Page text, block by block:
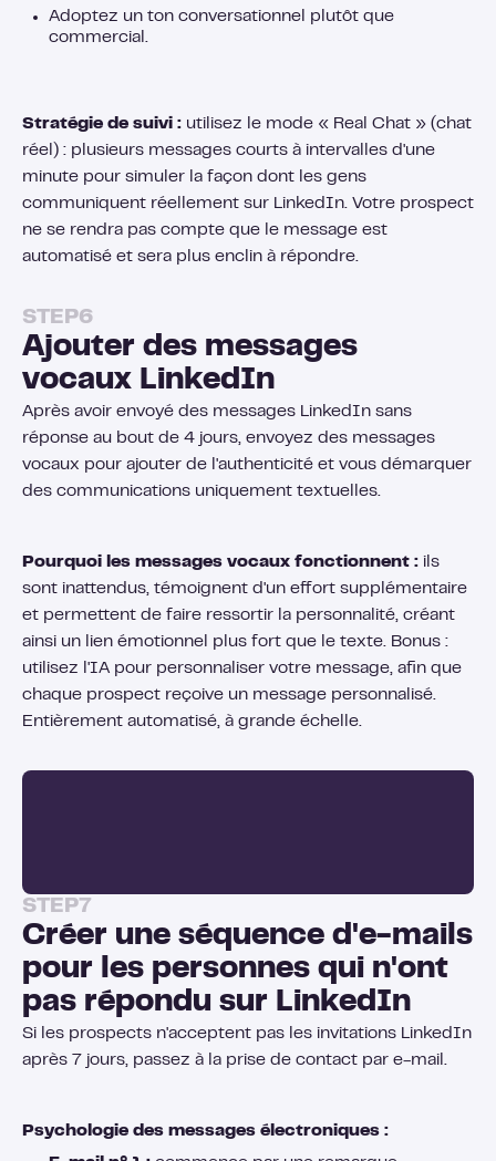
Adoptez un ton conversationnel plutôt que
commercial.
Stratégie de suivi : utilisez le mode « Real Chat » (chat
réel) : plusieurs messages courts à intervalles d'une
minute pour simuler la façon dont les gens
communiquent réellement sur LinkedIn. Votre prospect
ne se rendra pas compte que le message est
automatisé et sera plus enclin à répondre.
STEP6
Ajouter des messages
vocaux LinkedIn
Après avoir envoyé des messages LinkedIn sans
réponse au bout de 4 jours, envoyez des messages
vocaux pour ajouter de l'authenticité et vous démarquer
des communications uniquement textuelles.
Pourquoi les messages vocaux fonctionnent : ils
sont inattendus, témoignent d'un effort supplémentaire
et permettent de faire ressortir la personnalité, créant
ainsi un lien émotionnel plus fort que le texte. Bonus :
utilisez l'IA pour personnaliser votre message, afin que
chaque prospect reçoive un message personnalisé.
Entièrement automatisé, à grande échelle.
STEP7
Créer une séquence d'e-mails
pour les personnes qui n'ont
pas répondu sur LinkedIn
Si les prospects n'acceptent pas les invitations LinkedIn
après 7 jours, passez à la prise de contact par e-mail.
Psychologie des messages électroniques :